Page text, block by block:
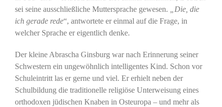
sei seine ausschließliche Muttersprache gewesen.
„Die, die
ich gerade rede“, antwortete er einmal auf die Frage, in
welcher Sprache er eigentlich denke.
Der kleine Abrascha Ginsburg war nach Erinnerung seiner
Schwestern ein ungewöhnlich intelligentes Kind. Schon vor
Schuleintritt las er gerne und viel. Er erhielt neben der
Schulbildung die traditionelle religiöse Unterweisung eines
orthodoxen jüdischen Knaben in Osteuropa – und mehr als